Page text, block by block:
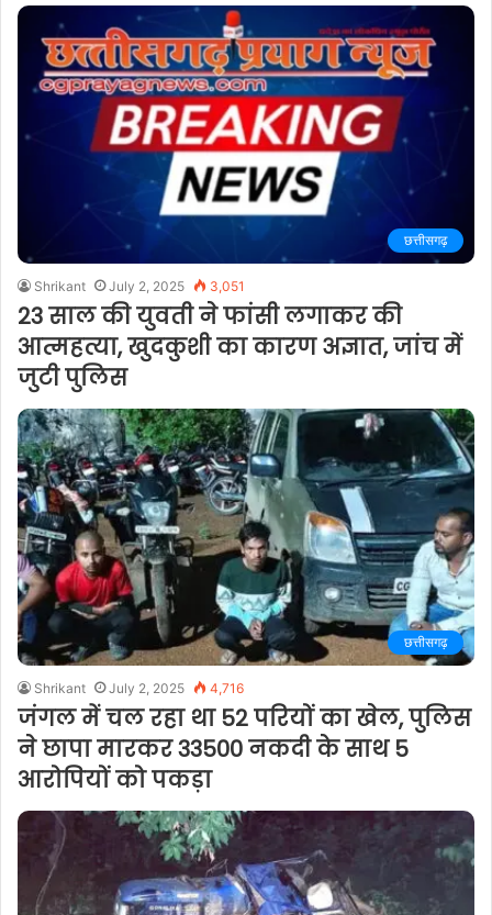
छत्तीसगढ़
Shrikant July 2, 2025 3,051
23 साल की युवती ने फांसी लगाकर की
आत्महत्या, खुदकुशी का कारण अज्ञात, जांच में
जुटी पुलिस
छत्तीसगढ़
Shrikant July 2, 2025 4,716
जंगल में चल रहा था 52 परियों का खेल, पुलिस
ने छापा मारकर 33500 नकदी के साथ 5
आरोपियों को पकड़ा